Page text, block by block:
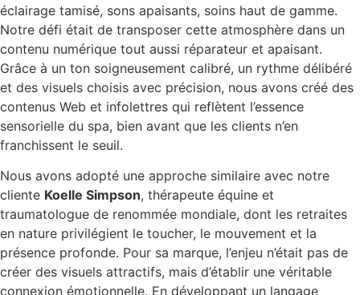
éclairage tamisé, sons apaisants, soins haut de gamme.
Notre défi était de transposer cette atmosphère dans un
contenu numérique tout aussi réparateur et apaisant.
Grâce à un ton soigneusement calibré, un rythme délibéré
et des visuels choisis avec précision, nous avons créé des
contenus Web et infolettres qui reflètent l’essence
sensorielle du spa, bien avant que les clients n’en
franchissent le seuil.
Nous avons adopté une approche similaire avec notre
cliente Koelle Simpson, thérapeute équine et
traumatologue de renommée mondiale, dont les retraites
en nature privilégient le toucher, le mouvement et la
présence profonde. Pour sa marque, l’enjeu n’était pas de
créer des visuels attractifs, mais d’établir une véritable
connexion émotionnelle. En développant un langage